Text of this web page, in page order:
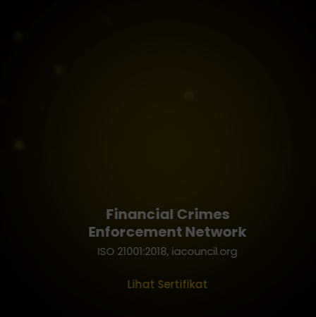
Financial Crimes
Enforcement Network
ISO 21001:2018, iacouncil.org
Lihat Sertifikat